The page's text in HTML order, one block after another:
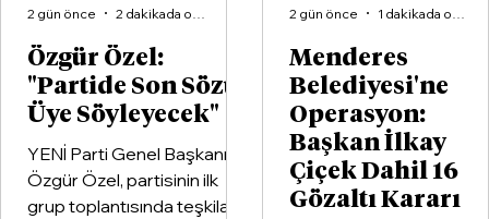
Özgür Özel:
"Partide Son Sözü
Üye Söyleyecek"
YENİ Parti Genel Başkanı
Özgür Özel, partisinin ilk
grup toplantısında teşkilat
2 gün önce
Menderes
Belediyesi'ne
Operasyon:
Başkan İlkay
Çiçek Dahil 16
Gözaltı Kararı
2 gün önce